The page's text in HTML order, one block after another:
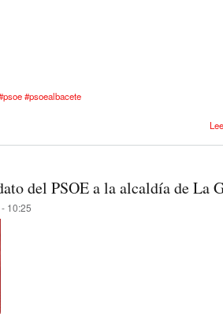
#psoealbacete
del PSOE a la alcaldía de La
10:25